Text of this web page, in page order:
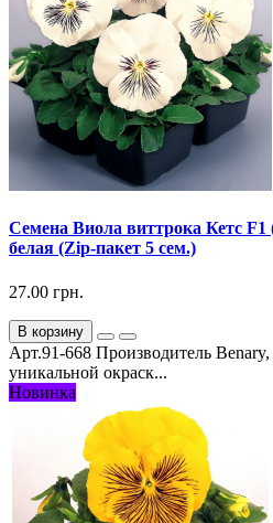
Семена Виола виттрока Кетс
белая (Zip-пакет 5 сем.)
27.00 грн.
В корзину
Арт.91-668 Производитель
уникальной окраск...
Новинка